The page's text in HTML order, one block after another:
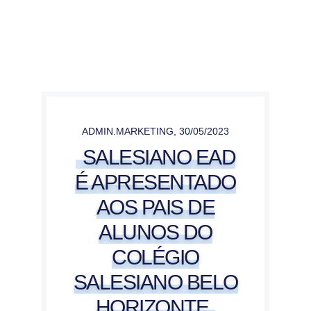
ADMIN.MARKETING 30/05/2023
SALESIANO EAD
É APRESENTADO
AOS PAIS DE
ALUNOS DO
COLÉGIO
SALESIANO BELO